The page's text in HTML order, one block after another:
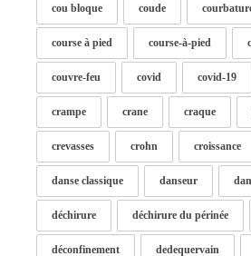
cou bloque coude
course à pied course-à-pied
couvre-feu covid covid-19
crampe crane craque
crevasses crohn croissance
danse classique danseur
déchirure déchirure du périnée
déconfinement dedequervain